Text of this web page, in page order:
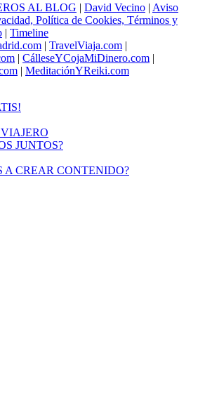
AL BLOG | David Vecino | Aviso
Política de Cookies, Términos y
| Timeline
| TravelViaja.com |
| CálleseYCojaMiDinero.com |
| MeditaciónYReiki.com
JUNTOS?
A CREAR CONTENIDO?